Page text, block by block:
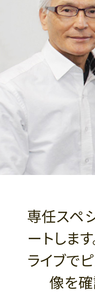
専任スペ
ートします
ライブで
像を確